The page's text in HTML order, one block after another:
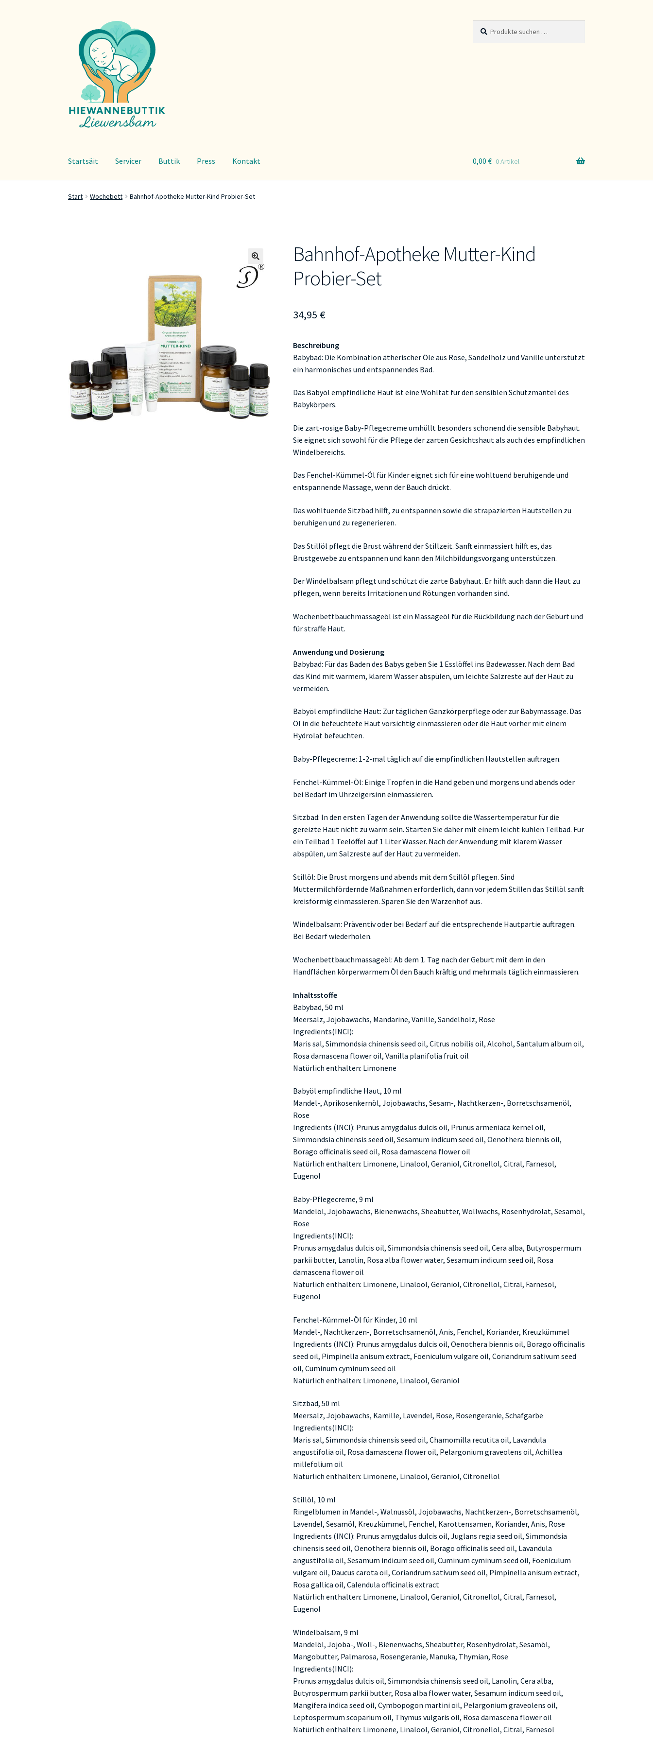
Navigation
springen
Inhalt
springen
nach:
Startsäit Servicer Buttik Press Kontakt 0,00 € 0 Artikel
Start Wochebett Bahnhof-Apotheke Mutter-Kind Probier-Set
🔍
Bahnhof-Apotheke Mutter-Kind
Probier-Set
34,95 €
Beschreibung
Babybad: Die Kombination ätherischer Öle aus Rose, Sandelholz und Vanille unterstützt
ein harmonisches und entspannendes Bad.
Das Babyöl empfindliche Haut ist eine Wohltat für den sensiblen Schutzmantel des
Babykörpers.
Die zart-rosige Baby-Pflegecreme umhüllt besonders schonend die sensible Babyhaut.
Sie eignet sich sowohl für die Pflege der zarten Gesichtshaut als auch des empfindlichen
Windelbereichs.
Das Fenchel-Kümmel-Öl für Kinder eignet sich für eine wohltuend beruhigende und
entspannende Massage, wenn der Bauch drückt.
Das wohltuende Sitzbad hilft, zu entspannen sowie die strapazierten Hautstellen zu
beruhigen und zu regenerieren.
Das Stillöl pflegt die Brust während der Stillzeit. Sanft einmassiert hilft es, das
Brustgewebe zu entspannen und kann den Milchbildungsvorgang unterstützen.
Der Windelbalsam pflegt und schützt die zarte Babyhaut. Er hilft auch dann die Haut zu
pflegen, wenn bereits Irritationen und Rötungen vorhanden sind.
Wochenbettbauchmassageöl ist ein Massageöl für die Rückbildung nach der Geburt und
für straffe Haut.
Anwendung und Dosierung
Babybad: Für das Baden des Babys geben Sie 1 Esslöffel ins Badewasser. Nach dem Bad
das Kind mit warmem, klarem Wasser abspülen, um leichte Salzreste auf der Haut zu
vermeiden.
Babyöl empfindliche Haut: Zur täglichen Ganzkörperpflege oder zur Babymassage. Das
Öl in die befeuchtete Haut vorsichtig einmassieren oder die Haut vorher mit einem
Hydrolat befeuchten.
Baby-Pflegecreme: 1-2-mal täglich auf die empfindlichen Hautstellen auftragen.
Fenchel-Kümmel-Öl: Einige Tropfen in die Hand geben und morgens und abends oder
bei Bedarf im Uhrzeigersinn einmassieren.
Sitzbad: In den ersten Tagen der Anwendung sollte die Wassertemperatur für die
gereizte Haut nicht zu warm sein. Starten Sie daher mit einem leicht kühlen Teilbad. Für
ein Teilbad 1 Teelöffel auf 1 Liter Wasser. Nach der Anwendung mit klarem Wasser
abspülen, um Salzreste auf der Haut zu vermeiden.
Stillöl: Die Brust morgens und abends mit dem Stillöl pflegen. Sind
Muttermilchfördernde Maßnahmen erforderlich, dann vor jedem Stillen das Stillöl sanft
kreisförmig einmassieren. Sparen Sie den Warzenhof aus.
Windelbalsam: Präventiv oder bei Bedarf auf die entsprechende Hautpartie auftragen.
Bei Bedarf wiederholen.
Wochenbettbauchmassageöl: Ab dem 1. Tag nach der Geburt mit dem in den
Handflächen körperwarmem Öl den Bauch kräftig und mehrmals täglich einmassieren.
Inhaltsstoffe
Babybad, 50 ml
Meersalz, Jojobawachs, Mandarine, Vanille, Sandelholz, Rose
Ingredients(INCI):
Maris sal, Simmondsia chinensis seed oil, Citrus nobilis oil, Alcohol, Santalum album oil,
Rosa damascena flower oil, Vanilla planifolia fruit oil
Natürlich enthalten: Limonene
Babyöl empfindliche Haut, 10 ml
Mandel-, Aprikosenkernöl, Jojobawachs, Sesam-, Nachtkerzen-, Borretschsamenöl,
Rose
Ingredients (INCI): Prunus amygdalus dulcis oil, Prunus armeniaca kernel oil,
Simmondsia chinensis seed oil, Sesamum indicum seed oil, Oenothera biennis oil,
Borago officinalis seed oil, Rosa damascena flower oil
Natürlich enthalten: Limonene, Linalool, Geraniol, Citronellol, Citral, Farnesol,
Eugenol
Baby-Pflegecreme, 9 ml
Mandelöl, Jojobawachs, Bienenwachs, Sheabutter, Wollwachs, Rosenhydrolat, Sesamöl,
Rose
Ingredients(INCI):
Prunus amygdalus dulcis oil, Simmondsia chinensis seed oil, Cera alba, Butyrospermum
parkii butter, Lanolin, Rosa alba flower water, Sesamum indicum seed oil, Rosa
damascena flower oil
Natürlich enthalten: Limonene, Linalool, Geraniol, Citronellol, Citral, Farnesol,
Eugenol
Fenchel-Kümmel-Öl für Kinder, 10 ml
Mandel-, Nachtkerzen-, Borretschsamenöl, Anis, Fenchel, Koriander, Kreuzkümmel
Ingredients (INCI): Prunus amygdalus dulcis oil, Oenothera biennis oil, Borago officinalis
seed oil, Pimpinella anisum extract, Foeniculum vulgare oil, Coriandrum sativum seed
oil, Cuminum cyminum seed oil
Natürlich enthalten: Limonene, Linalool, Geraniol
Sitzbad, 50 ml
Meersalz, Jojobawachs, Kamille, Lavendel, Rose, Rosengeranie, Schafgarbe
Ingredients(INCI):
Maris sal, Simmondsia chinensis seed oil, Chamomilla recutita oil, Lavandula
angustifolia oil, Rosa damascena flower oil, Pelargonium graveolens oil, Achillea
millefolium oil
Natürlich enthalten: Limonene, Linalool, Geraniol, Citronellol
Stillöl, 10 ml
Ringelblumen in Mandel-, Walnussöl, Jojobawachs, Nachtkerzen-, Borretschsamenöl,
Lavendel, Sesamöl, Kreuzkümmel, Fenchel, Karottensamen, Koriander, Anis, Rose
Ingredients (INCI): Prunus amygdalus dulcis oil, Juglans regia seed oil, Simmondsia
chinensis seed oil, Oenothera biennis oil, Borago officinalis seed oil, Lavandula
angustifolia oil, Sesamum indicum seed oil, Cuminum cyminum seed oil, Foeniculum
vulgare oil, Daucus carota oil, Coriandrum sativum seed oil, Pimpinella anisum extract,
Rosa gallica oil, Calendula officinalis extract
Natürlich enthalten: Limonene, Linalool, Geraniol, Citronellol, Citral, Farnesol,
Eugenol
Windelbalsam, 9 ml
Mandelöl, Jojoba-, Woll-, Bienenwachs, Sheabutter, Rosenhydrolat, Sesamöl,
Mangobutter, Palmarosa, Rosengeranie, Manuka, Thymian, Rose
Ingredients(INCI):
Prunus amygdalus dulcis oil, Simmondsia chinensis seed oil, Lanolin, Cera alba,
Butyrospermum parkii butter, Rosa alba flower water, Sesamum indicum seed oil,
Mangifera indica seed oil, Cymbopogon martini oil, Pelargonium graveolens oil,
Leptospermum scoparium oil, Thymus vulgaris oil, Rosa damascena flower oil
Natürlich enthalten: Limonene, Linalool, Geraniol, Citronellol, Citral, Farnesol